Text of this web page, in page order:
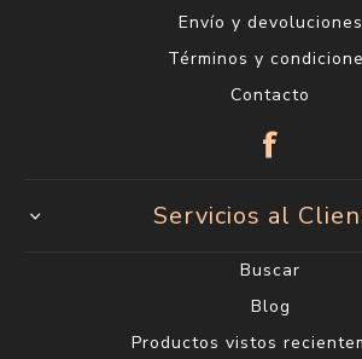
Envío y devoluciones
Términos y
Contacto
Servicios al
Buscar
Blog
Productos vistos